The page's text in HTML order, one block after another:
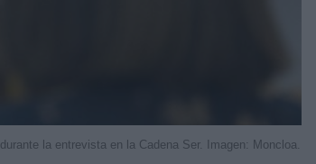
la entrevista en la Cadena Ser. Imagen: Moncloa.